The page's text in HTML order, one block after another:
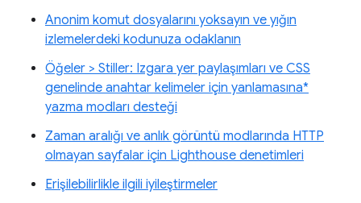
Anonim komut dosyalarını yoksayın ve yığın
izlemelerdeki kodunuza odaklanın
Öğeler > Stiller: Izgara yer paylaşımları ve CSS
genelinde anahtar kelimeler için yanlamasına*
yazma modları desteği
Zaman aralığı ve anlık görüntü modlarında HTTP
olmayan sayfalar için Lighthouse denetimleri
Erişilebilirlikle ilgili iyileştirmeler